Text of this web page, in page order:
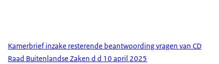
Kamerbrief inzake resterende beantwoording vragen van CD
Raad Buitenlandse Zaken d d 10 april 2025